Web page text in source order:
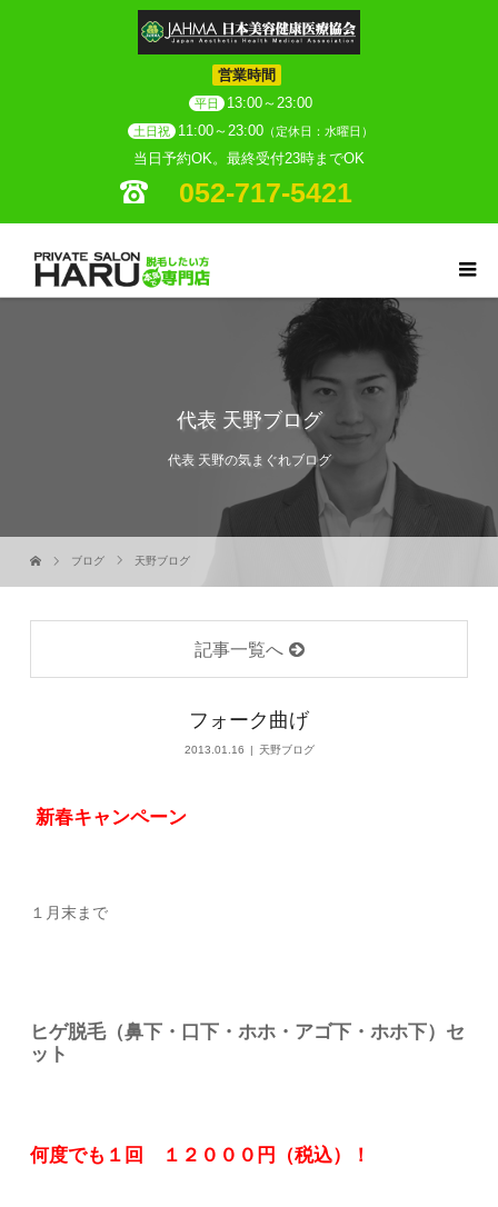
営業時間
平日 13:00～23:00
土日祝 11:00～23:00 （定休日：水曜日）
当日予約OK。最終受付23時までOK
052-717-5421
代表 天野ブログ
代表 天野の気まぐれブログ
ブログ 天野ブログ
記事一覧へ
フォーク曲げ
2013.01.16 天野ブログ
新春キャンペーン
１月末まで
ヒゲ脱毛（鼻下・口下・ホホ・アゴ下・ホホ下）セ
ット
何度でも１回 １２０００円（税込）！